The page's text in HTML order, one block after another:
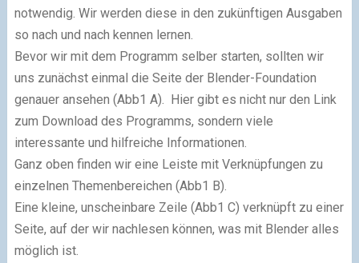
notwendig. Wir werden diese in den zukünftigen Ausgaben
so nach und nach kennen lernen.
Bevor wir mit dem Programm selber starten, sollten wir
uns zunächst einmal die Seite der Blender-Foundation
genauer ansehen (Abb1 A). Hier gibt es nicht nur den Link
zum Download des Programms, sondern viele
interessante und hilfreiche Informationen.
Ganz oben finden wir eine Leiste mit Verknüpfungen zu
einzelnen Themenbereichen (Abb1 B).
Eine kleine, unscheinbare Zeile (Abb1 C) verknüpft zu einer
Seite, auf der wir nachlesen können, was mit Blender alles
möglich ist.